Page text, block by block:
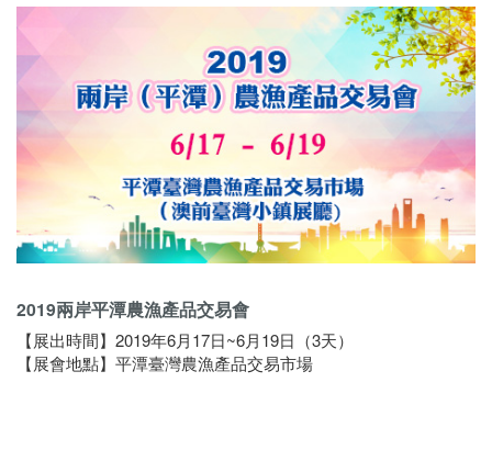
2019兩岸平潭農漁產品交易會
【展出時間】2019年6月17日~6月19日（3天）